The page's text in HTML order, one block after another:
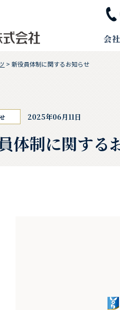
会
>新役員体制に関するお知らせ
2025年06月11日
体制に関する